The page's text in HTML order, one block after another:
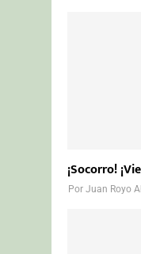
¡Socorro!
PorJuan Royo